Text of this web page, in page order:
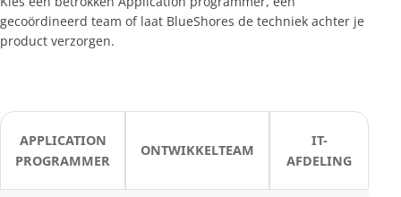
gecoördineerd team of laat BlueShores de techniek achter je
product verzorgen.
APPLICATION
PROGRAMMER
ONTWIKKELTEAM
IT-
AFDELING